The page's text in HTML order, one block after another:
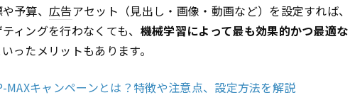
予算、 広告アセット（見出し・画像・動画など）を設定すれば、
ィングを行わなくても、 機械学習によって最も効果的かつ最適な
いったメリットもあります。
MAXキャンペーンとは？特徴や注意点、設定方法を解説